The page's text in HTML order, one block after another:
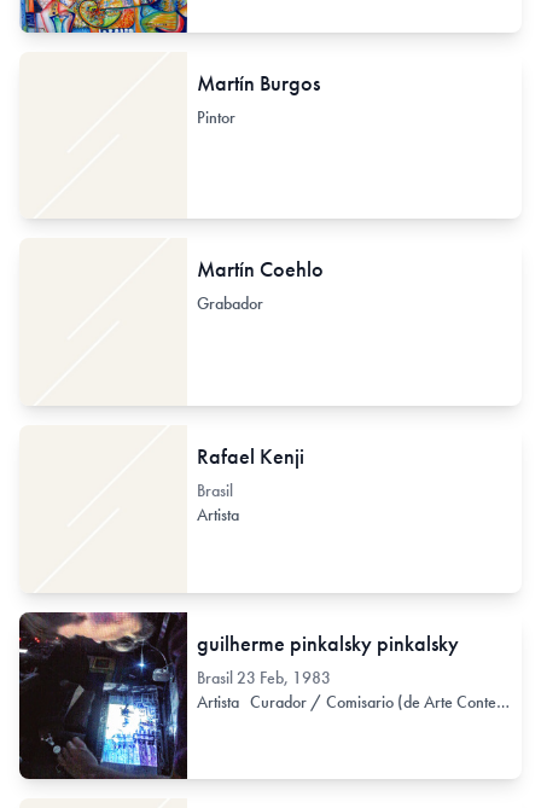
Martín Burgos
Pintor
Martín Coehlo
Grabador
Rafael Kenji
Brasil
Artista
guilherme pinkalsky pinkalsky
Brasil 23 Feb, 1983
Artista Curador / Comisario (de Arte Contemporáneo)